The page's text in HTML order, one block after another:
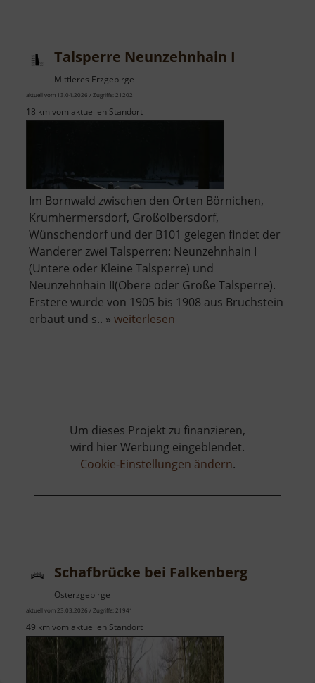
Talsperre Neunzehnhain I
Mittleres Erzgebirge
aktuell vom 13.04.2026 / Zugriffe: 21202
18 km vom aktuellen Standort
Im Bornwald zwischen den Orten Börnichen,
Krumhermersdorf, Großolbersdorf,
Wünschendorf und der B101 gelegen findet der
Wanderer zwei Talsperren: Neunzehnhain I
(Untere oder Kleine Talsperre) und
Neunzehnhain II(Obere oder Große Talsperre).
Erstere wurde von 1905 bis 1908 aus Bruchstein
erbaut und s.. » weiterlesen
Um dieses Projekt zu finanzieren,
wird hier Werbung eingeblendet.
Cookie-Einstellungen ändern.
Schafbrücke bei Falkenberg
Osterzgebirge
aktuell vom 23.03.2026 / Zugriffe: 21941
49 km vom aktuellen Standort